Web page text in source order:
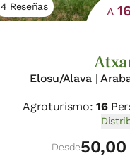
4 Reseñas A
Elosu/Alava |
Agroturismo:16
Desde